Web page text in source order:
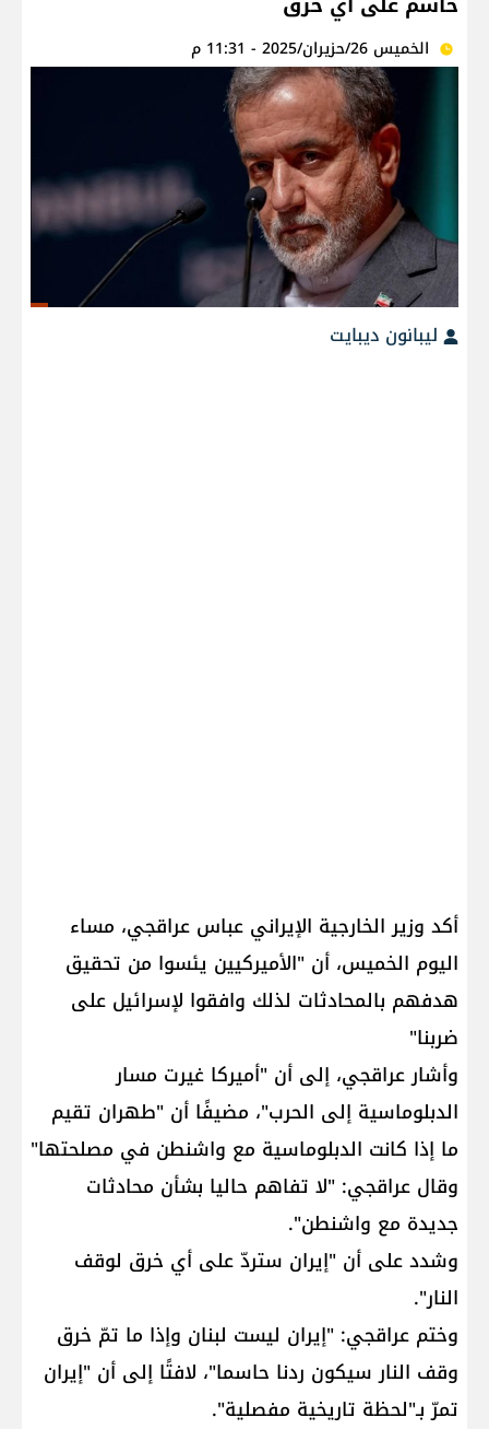
الخميس 26/حزيران/2025 - 11:31 م
ليبانون ديبايت
أكد وزير الخارجية الإيراني عباس عراقجي، مساء
اليوم الخميس، أن "الأميركيين يئسوا من تحقيق
هدفهم بالمحادثات لذلك وافقوا لإسرائيل على
ضربنا"
وأشار عراقجي، إلى أن "أميركا غيرت مسار
الدبلوماسية إلى الحرب"، مضيفًا أن "طهران تقيم
ما إذا كانت الدبلوماسية مع واشنطن في مصلحتها"
وقال عراقجي: "لا تفاهم حاليا بشأن محادثات
جديدة مع واشنطن".
وشدد على أن "إيران ستردّ على أي خرق لوقف
النار".
وختم عراقجي: "إيران ليست لبنان وإذا ما تمّ خرق
وقف النار سيكون ردنا حاسما"، لافتًا إلى أن "إيران
تمرّ بـ"لحظة تاريخية مفصلية".